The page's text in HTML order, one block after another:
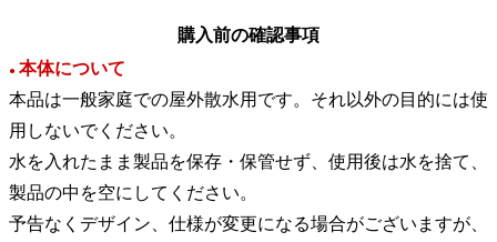
購入前の確認事項
● 本体について
本品は一般家庭での屋外散水用です。それ以外の目的には使
用しないでください。
水を入れたまま製品を保存・保管せず、使用後は水を捨て、
製品の中を空にしてください。
予告なくデザイン、仕様が変更になる場合がございますが、